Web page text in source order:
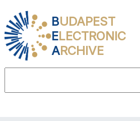
BUDAPEST
ELECTRONIC
ARCHIVE